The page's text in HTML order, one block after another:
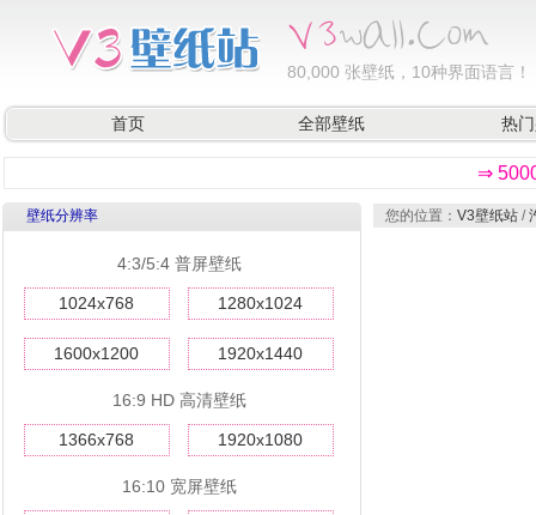
80,000 张壁纸，10种界面语言！
首页 全部壁纸 热
⇒
壁纸分辨率
4:3/5:4 普屏壁纸
1024x768 1280x1024
1600x1200 1920x1440
16:9 HD 高清壁纸
1366x768 1920x1080
16:10 宽屏壁纸
您的位置： V3壁纸站 /